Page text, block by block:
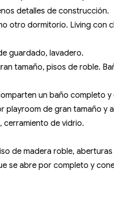
detalles de construcción.
otro dormitorio. Living con
guardado, lavadero.
tamaño, pisos de roble.
un baño completo
playroom de gran tamaño y
cerramiento de vidrio.
de madera roble,
se abre por completo y